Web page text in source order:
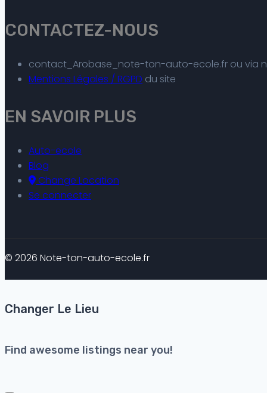
CONTACTEZ-NOUS
contact_Arobase_note-ton-auto-ecole.fr ou via
Mentions Légales / RGPD du site
EN SAVOIR PLUS
Auto-ecole
Blog
Change Location
Se connecter
© 2026 Note-ton-auto-ecole.fr
Changer Le Lieu
Find awesome listings near you!